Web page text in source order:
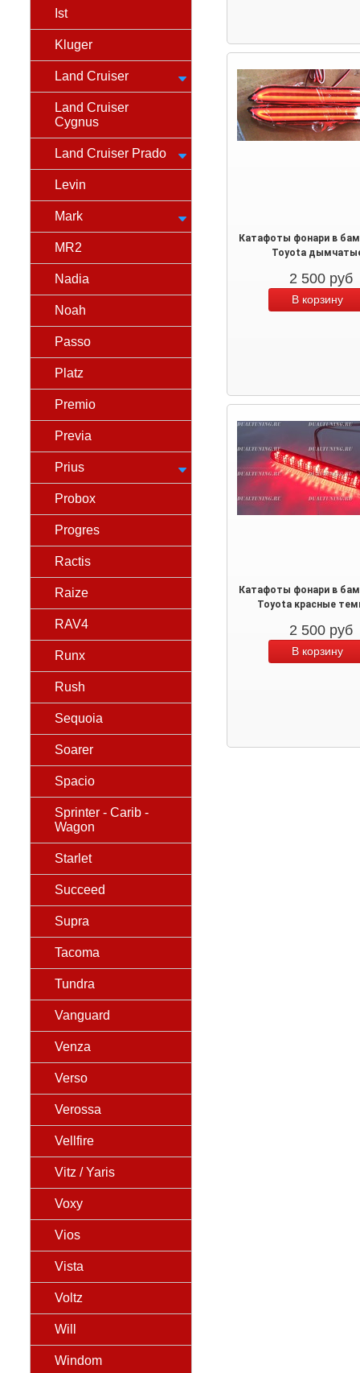
Ist
Kluger
Land Cruiser
Land Cruiser
Cygnus
Land Cruiser Prado
Levin
Mark
MR2
Nadia
Noah
Passo
Platz
Premio
Previa
Prius
Probox
Progres
Ractis
Raize
RAV4
Runx
Rush
Sequoia
Soarer
Spacio
Sprinter - Carib -
Wagon
Starlet
Succeed
Supra
Tacoma
Tundra
Vanguard
Venza
Verso
Verossa
Vellfire
Vitz / Yaris
Voxy
Vios
Vista
Voltz
Will
Windom
Катафоты фонари в
Toyota
2 500 руб
Катафоты фонари в
Toyota красные
2 500 руб